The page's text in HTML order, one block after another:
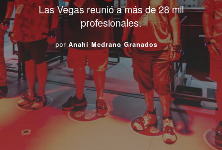
Las Vegas reunió a más de 28 mil
profesionales.
por Anahí Medrano Granados